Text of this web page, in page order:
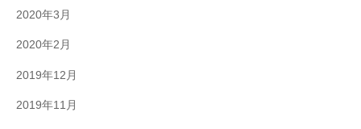
2020年3月
2020年2月
2019年12月
2019年11月